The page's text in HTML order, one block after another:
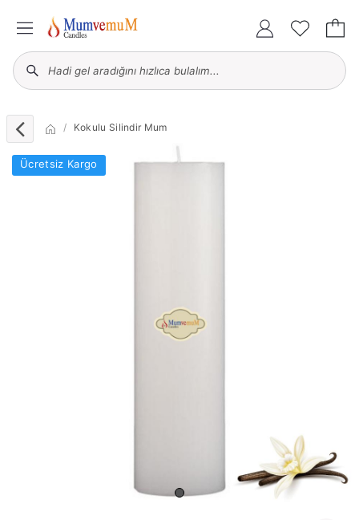
Kokulu Silindir Mum
Ücretsiz Kargo